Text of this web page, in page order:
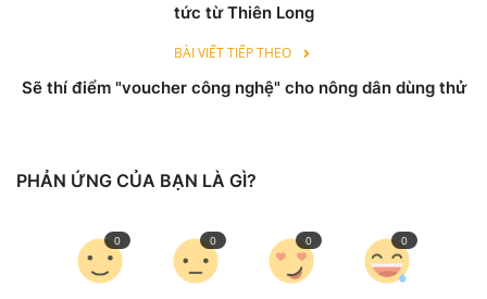
Vietnamese
tức từ Thiên Long
BÀI VIẾT TIẾP THEO
Sẽ thí điểm "voucher công nghệ" cho nông dân dùng thử
PHẢN ỨNG CỦA BẠN LÀ GÌ?
0 0 0 0